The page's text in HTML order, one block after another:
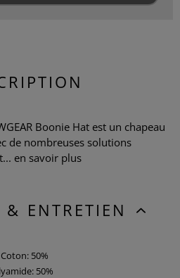
Boonie Hat est un chapeau
de nombreuses solutions
en savoir plus
ENTRETIEN
Coton: 50%
50%